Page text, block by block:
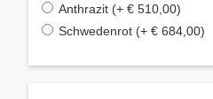
Anthrazit (+ € 510,00)
Schwedenrot (+ € 684,00)